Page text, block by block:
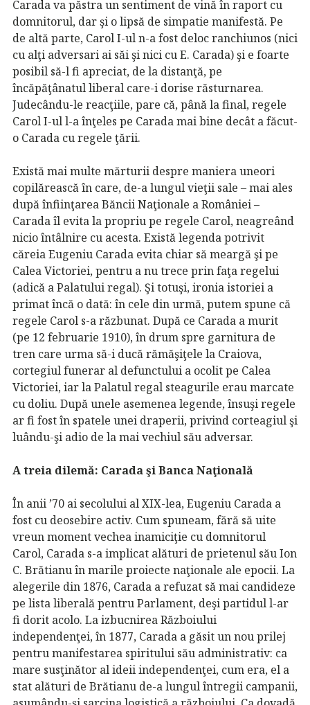
Carada va păstra un sentiment de vină în raport cu
domnitorul, dar şi o lipsă de simpatie manifestă. Pe
de altă parte, Carol I-ul n-a fost deloc ranchiunos (nici
cu alţi adversari ai săi şi nici cu E. Carada) şi e foarte
posibil să-l fi apreciat, de la distanţă, pe
încăpăţânatul liberal care-i dorise răsturnarea.
Judecându-le reacţiile, pare că, până la final, regele
Carol I-ul l-a înţeles pe Carada mai bine decât a făcut-
o Carada cu regele ţării.
Există mai multe mărturii despre maniera uneori
copilărească în care, de-a lungul vieţii sale – mai ales
după înfiinţarea Băncii Naţionale a României –
Carada îl evita la propriu pe regele Carol, neagreând
nicio întâlnire cu acesta. Există legenda potrivit
căreia Eugeniu Carada evita chiar să meargă şi pe
Calea Victoriei, pentru a nu trece prin faţa regelui
(adică a Palatului regal). Şi totuşi, ironia istoriei a
primat încă o dată: în cele din urmă, putem spune că
regele Carol s-a răzbunat. După ce Carada a murit
(pe 12 februarie 1910), în drum spre garnitura de
tren care urma să-i ducă rămăşiţele la Craiova,
cortegiul funerar al defunctului a ocolit pe Calea
Victoriei, iar la Palatul regal steagurile erau marcate
cu doliu. După unele asemenea legende, însuşi regele
ar fi fost în spatele unei draperii, privind corteagiul şi
luându-şi adio de la mai vechiul său adversar.
A treia dilemă: Carada şi Banca Naţională
În anii ’70 ai secolului al XIX-lea, Eugeniu Carada a
fost cu deosebire activ. Cum spuneam, fără să uite
vreun moment vechea inamiciţie cu domnitorul
Carol, Carada s-a implicat alături de prietenul său Ion
C. Brătianu în marile proiecte naţionale ale epocii. La
alegerile din 1876, Carada a refuzat să mai candideze
pe lista liberală pentru Parlament, deşi partidul l-ar
fi dorit acolo. La izbucnirea Războiului
independenţei, în 1877, Carada a găsit un nou prilej
pentru manifestarea spiritului său administrativ: ca
mare susţinător al ideii independenţei, cum era, el a
stat alături de Brătianu de-a lungul întregii campanii,